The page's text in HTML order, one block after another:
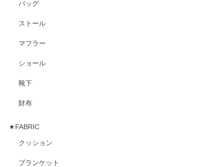
バッグ
ストール
マフラー
ショール
靴下
財布
★FABRIC
クッション
ブランケット